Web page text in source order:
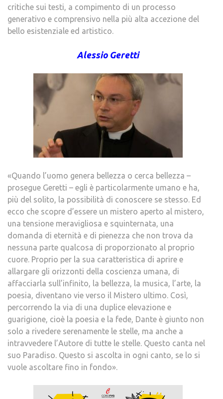
critiche sui testi, a compimento di un processo
generativo e comprensivo nella più alta accezione del
bello esistenziale ed artistico.
Alessio Geretti
«Quando l’uomo genera bellezza o cerca bellezza –
prosegue Geretti – egli è particolarmente umano e ha,
più del solito, la possibilità di conoscere se stesso. Ed
ecco che scopre d’essere un mistero aperto al mistero,
una tensione meravigliosa e squinternata, una
domanda di eternità e di pienezza che non trova da
nessuna parte qualcosa di proporzionato al proprio
cuore. Proprio per la sua caratteristica di aprire e
allargare gli orizzonti della coscienza umana, di
affacciarla sull’infinito, la bellezza, la musica, l’arte, la
poesia, diventano vie verso il Mistero ultimo. Così,
percorrendo la via di una duplice elevazione e
guarigione, cioè la poesia e la fede, Dante è giunto non
solo a rivedere serenamente le stelle, ma anche a
intravvedere l’Autore di tutte le stelle. Questo canta nel
suo Paradiso. Questo si ascolta in ogni canto, se lo si
vuole ascoltare fino in fondo».